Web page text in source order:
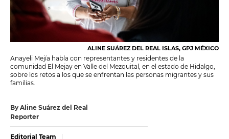
ALINE SUÁREZ DEL REAL ISLAS, GPJ MÉXICO
Anayeli Mejía habla con representantes y residentes de la
comunidad El Mejay en Valle del Mezquital, en el estado de Hidalgo,
sobre los retos a los que se enfrentan las personas migrantes y sus
familias.
By Aline Suárez del Real
Reporter
Editorial Team